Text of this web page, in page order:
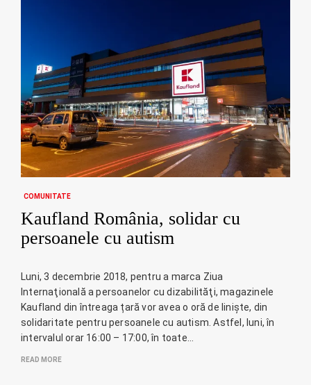
COMUNITATE
Kaufland România, solidar cu
persoanele cu autism
Luni, 3 decembrie 2018, pentru a marca Ziua
Internaţională a persoanelor cu dizabilităţi, magazinele
Kaufland din întreaga țară vor avea o oră de liniște, din
solidaritate pentru persoanele cu autism. Astfel, luni, în
intervalul orar 16:00 – 17:00, în toate…
READ MORE